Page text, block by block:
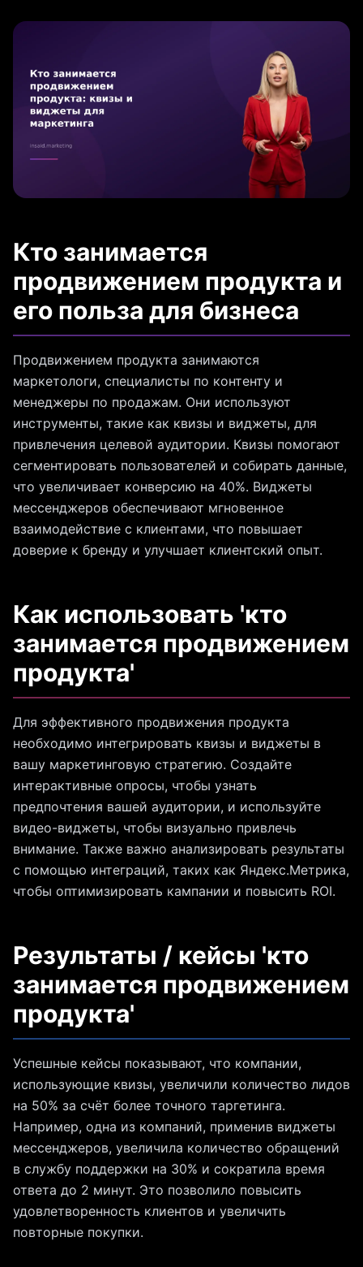
Кто занимается
продвижением продукта и
его польза для бизнеса
Продвижением продукта занимаются
маркетологи, специалисты по контенту и
менеджеры по продажам. Они используют
инструменты, такие как квизы и виджеты, для
привлечения целевой аудитории. Квизы помогают
сегментировать пользователей и собирать данные,
что увеличивает конверсию на 40%. Виджеты
мессенджеров обеспечивают мгновенное
взаимодействие с клиентами, что повышает
доверие к бренду и улучшает клиентский опыт.
Как использовать 'кто
занимается продвижением
продукта'
Для эффективного продвижения продукта
необходимо интегрировать квизы и виджеты в
вашу маркетинговую стратегию. Создайте
интерактивные опросы, чтобы узнать
предпочтения вашей аудитории, и используйте
видео-виджеты, чтобы визуально привлечь
внимание. Также важно анализировать результаты
с помощью интеграций, таких как Яндекс.Метрика,
чтобы оптимизировать кампании и повысить ROI.
Результаты / кейсы 'кто
занимается продвижением
продукта'
Успешные кейсы показывают, что компании,
использующие квизы, увеличили количество лидов
на 50% за счёт более точного таргетинга.
Например, одна из компаний, применив виджеты
мессенджеров, увеличила количество обращений
в службу поддержки на 30% и сократила время
ответа до 2 минут. Это позволило повысить
удовлетворенность клиентов и увеличить
повторные покупки.